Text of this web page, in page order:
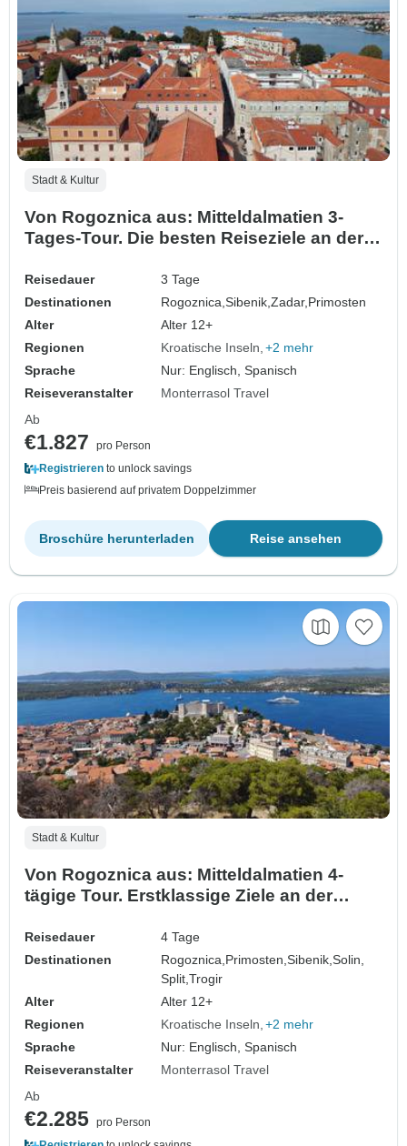
Stadt & Kultur
Von Rogoznica aus: Mitteldalmatien 3-
Tages-Tour. Die besten Reiseziele an der
und den Aussichtspunkt Unsere Liebe
Frau von Loreto! UNESCO-Stätten und alte
Festungsstädte. Viel Natur, Geschichte,
venezianisch…
Reisedauer
3 Tage
Destinationen
Rogoznica,Sibenik,Zadar,Primosten
Alter
Alter 12+
Regionen
Kroatische Inseln +2 mehr
Sprache
Nur: Englisch, Spanisch
Reiseveranstalter
Monterrasol Travel
Ab
€1.827
pro Person
Registrieren to unlock savings
Preis basierend auf privatem Doppelzimmer
Reise ansehen
Broschüre herunterladen
Stadt & Kultur
Von Rogoznica aus: Mitteldalmatien 4-
tägige Tour. Erstklassige Ziele an der
und Trogir! UNESCO-Stätten und alte
Festungsstädte. Jede Menge Natur,
Geschichte, venezianische Architektur
und atemberaubende Aussic…
Reisedauer
4 Tage
Destinationen
Rogoznica,Primosten,Sibenik,Solin,
Split,Trogir
Alter
Alter 12+
Regionen
Kroatische Inseln +2 mehr
Sprache
Nur: Englisch, Spanisch
Reiseveranstalter
Monterrasol Travel
Ab
€2.285 pro Person